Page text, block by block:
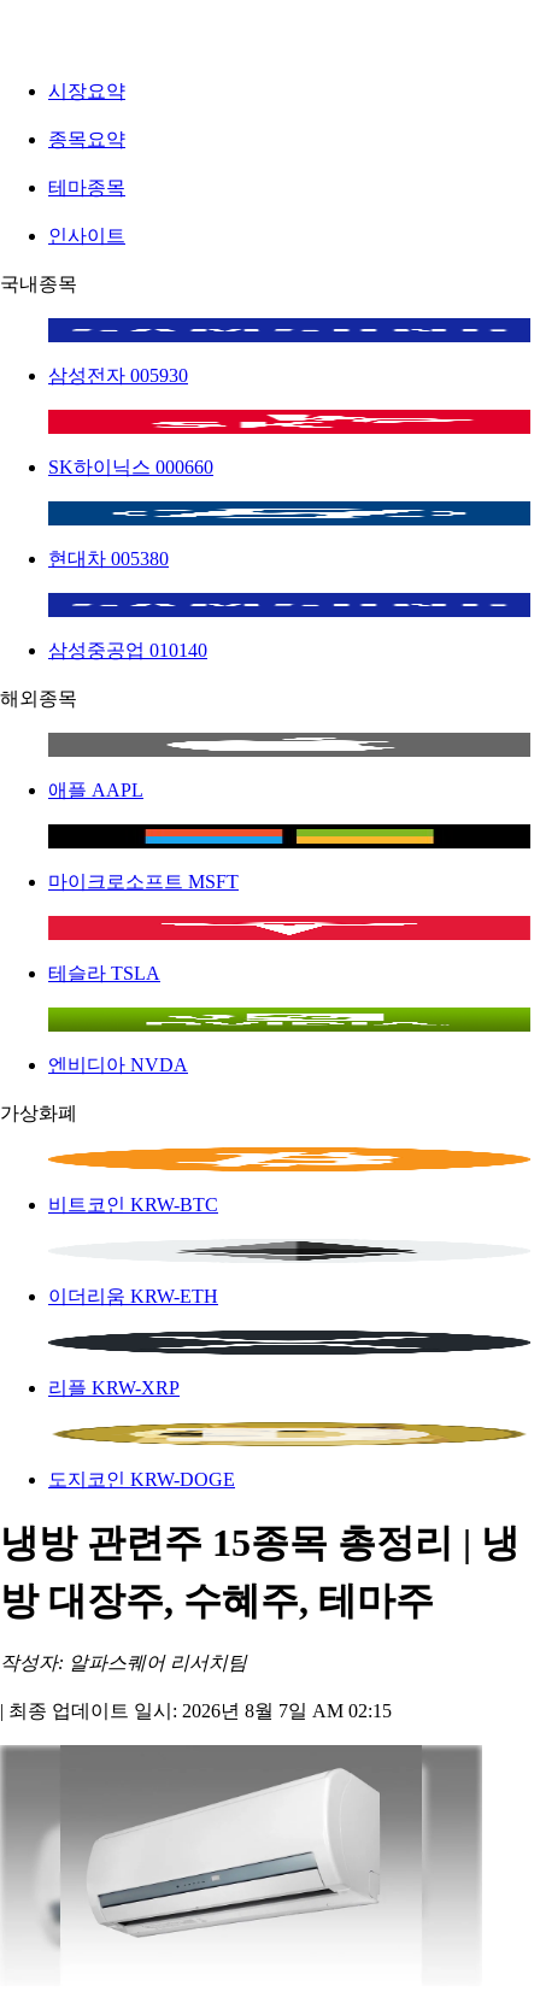
시장요약
종목요약
테마종목
인사이트
국내종목
삼성전자 005930
SK하이닉스 000660
현대차 005380
삼성중공업 010140
해외종목
애플 AAPL
마이크로소프트 MSFT
테슬라 TSLA
엔비디아 NVDA
가상화폐
비트코인 KRW-BTC
이더리움 KRW-ETH
리플 KRW-XRP
도지코인 KRW-DOGE
냉방 관련주 15종목 총정리 | 냉
방 대장주, 수혜주, 테마주
작성자: 알파스퀘어 리서치팀
| 최종 업데이트 일시: 2026년 8월 7일 AM 02:15